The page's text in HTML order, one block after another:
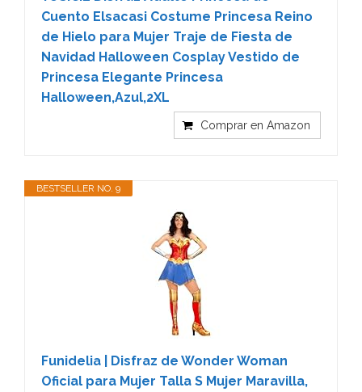
Cuento Elsacasi Costume Princesa Reino
de Hielo para Mujer Traje de Fiesta de
Navidad Halloween Cosplay Vestido de
Princesa Elegante Princesa
Halloween,Azul,2XL
Comprar en Amazon
BESTSELLER NO. 9
Funidelia | Disfraz de Wonder Woman
Oficial para Mujer Talla S Mujer Maravilla,